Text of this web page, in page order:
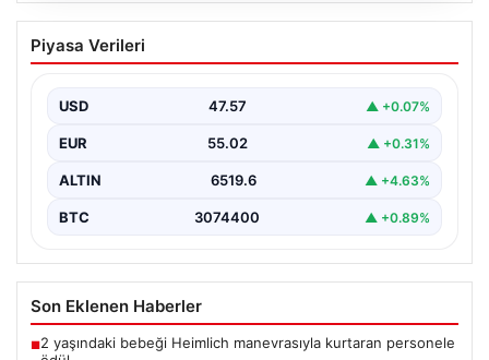
Altın fiyatları canlı 8 Nisan 2026: Altın
fiyatları ne kadar oldu? Gram, çeyrek,
fiyatları
Piyasa Verileri
USD 47.57 ▲ +0.07%
EUR 55.02 ▲ +0.31%
ALTIN 6519.6 ▲ +4.63%
BTC 3074400 ▲ +0.89%
Son Eklenen Haberler
■2 yaşındaki bebeği Heimlich manevrasıyla kurtaran personele